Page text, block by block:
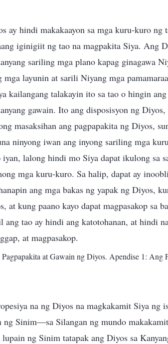
ay hindi makakaayon sa mga kuru-kuro ng
iginigiit ng tao na magpakita Siya. Ang
sariling mga plano kapag ginagawa
layunin at sarili Niyang mga
kailangang talakayin ito sa tao o hingin
gawain. Ito ang disposisyon ng
masaksihan ang pagpapakita ng Diyos,
ninyong iwan ang inyong sariling mga
lalong hindi mo Siya dapat ikulong sa
mga kuru-kuro. Sa halip, dapat ay
ang mga bakas ng yapak ng Diyos,
at kung paano kayo dapat magpasakop sa
ang tao ay hindi ang katotohanan, at hindi
at magpasakop.
at Gawain ng Diyos. Apendise 1: Ang
na ng Diyos na magkakamit Siya ng
ng Sinim—sa Silangan ng mundo
ng Sinim tatapak ang Diyos sa